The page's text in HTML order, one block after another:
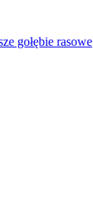
gołębie rasowe